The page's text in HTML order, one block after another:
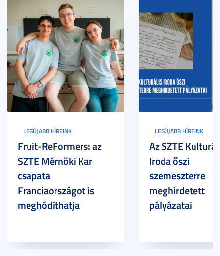
LEGÚJABB HÍREINK
Fruit-ReFormers: az
SZTE Mérnöki Kar
csapata
Franciaországot is
meghódíthatja
LEGÚJABB HÍREINK
Az SZTE
Iroda őszi
szemeszterre
meghirdetett
pályázatai